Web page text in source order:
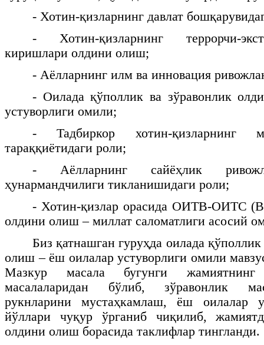
- Хотин-қизларнинг давлат
- Хотин-қизларнинг террорчи-
киришлари олдини олиш;
- Аёлларнинг илм ва инновация
- Оилада қўполлик ва зўравонлик
устуворлиги омили;
- Тадбиркор хотин-қизларнинг
тараққиётидаги роли;
- Аёлларнинг сайёҳлик
ҳунармандчилиги тикланишидаги роли;
- Хотин-қизлар орасида ОИТВ-ОИТС
олдини олиш – миллат саломатлиги асосий
Биз қатнашган гуруҳда оилада
олиш – ёш оилалар устуворлиги омили
Мазкур масала бугунги
масалаларидан бўлиб, зўравонлик
рукнларини мустаҳкамлаш, ёш оилалар
йўллари чуқур ўрганиб чиқилиб,
олдини олиш борасида таклифлар тингланди.